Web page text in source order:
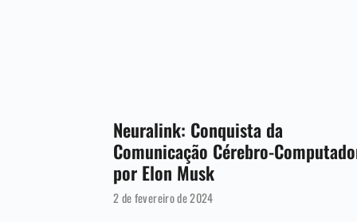
Neuralink: Conquista da
Comunicação Cérebro-
por Elon Musk
2 de fevereiro de 2024